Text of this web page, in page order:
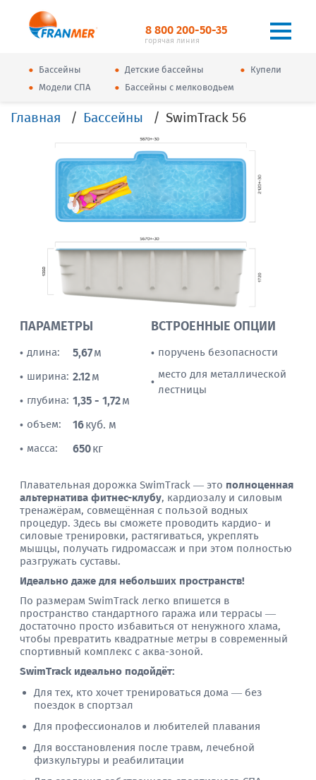
8 800 200-50-35
горячая линия
• Бассейны • Детские бассейны • Купели
• Модели СПА • Бассейны с мелководьем
Главная Бассейны SwimTrack 56
ПАРАМЕТРЫ
• длина: 5,67м
• ширина: 2.12м
• глубина: 1,35 - 1,72м
• объем: 16куб. м
• масса: 650кг
ВСТРОЕННЫЕ ОПЦИИ
• поручень безопасности
•
место для металлической
лестницы
Плавательная дорожка SwimTrack — это полноценная
альтернатива фитнес-клубу, кардиозалу и силовым
тренажёрам, совмещённая с пользой водных
процедур. Здесь вы сможете проводить кардио- и
силовые тренировки, растягиваться, укреплять
мышцы, получать гидромассаж и при этом полностью
разгружать суставы.
Идеально даже для небольших пространств!
По размерам SwimTrack легко впишется в
пространство стандартного гаража или террасы —
достаточно просто избавиться от ненужного хлама,
чтобы превратить квадратные метры в современный
спортивный комплекс с аква-зоной.
SwimTrack идеально подойдёт:
Для тех, кто хочет тренироваться дома — без
поездок в спортзал
Для профессионалов и любителей плавания
Для восстановления после травм, лечебной
физкультуры и реабилитации